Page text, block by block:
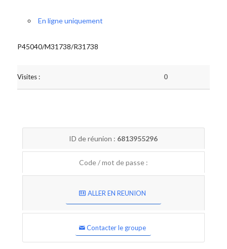
En ligne uniquement
P45040/M31738/R31738
Visites : 0
ID de réunion : 6813955296
Code / mot de passe :
ALLER EN REUNION
Contacter le groupe